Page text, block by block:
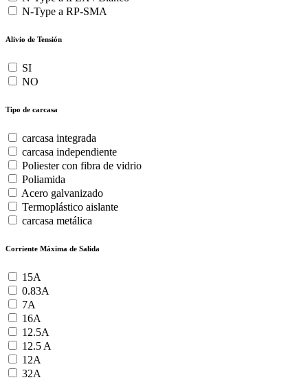
N-Type a RP-SMA
Alivio de Tensión
SI
NO
Tipo de carcasa
carcasa integrada
carcasa independiente
Poliester con fibra de vidrio
Poliamida
Acero galvanizado
Termoplástico aislante
carcasa metálica
Corriente Máxima de Salida
15A
0.83A
7A
16A
12.5A
12.5 A
12A
32A